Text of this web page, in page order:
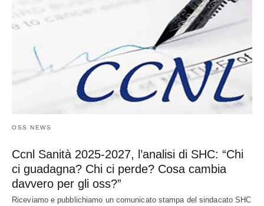
OSS NEWS
Ccnl Sanità 2025-2027, l’analisi di SHC: “Chi
ci guadagna? Chi ci perde? Cosa cambia
davvero per gli oss?”
Riceviamo e pubblichiamo un comunicato stampa del sindacato SHC